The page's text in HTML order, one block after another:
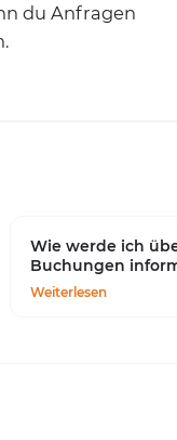
du Anfragen
Wie werde ich
Buchungen
Weiterlesen